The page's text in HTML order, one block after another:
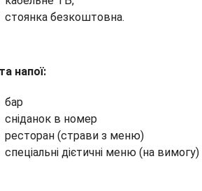
стоянка безкоштовна.
напої:
бар
сніданок в номер
ресторан (страви з меню)
спеціальні дієтичні меню (на вимогу)